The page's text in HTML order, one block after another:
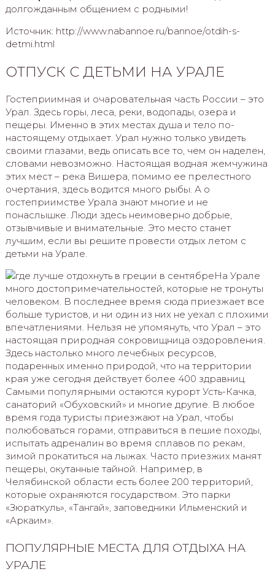
долгожданным общением с родными!
Источник: http://www.nabannoe.ru/bannoe/otdih-s-
detmi.html
ОТПУСК С ДЕТЬМИ НА УРАЛЕ
Гостеприимная и очаровательная часть России – это
Урал. Здесь горы, леса, реки, водопады, озера и
пещеры. Именно в этих местах душа и тело по-
настоящему отдыхает. Урал нужно только увидеть
своими глазами, ведь описать все то, чем он наделен,
словами невозможно. Настоящая водная жемчужина
этих мест – река Вишера, помимо ее прелестного
очертания, здесь водится много рыбы. А о
гостеприимстве Урала знают многие и не
понаслышке. Люди здесь неимоверно добрые,
отзывчивые и внимательные. Это место станет
лучшим, если вы решите провести отдых летом с
детьми на Урале.
На Урале
много достопримечательностей, которые не тронуты
человеком. В последнее время сюда приезжает все
больше туристов, и ни один из них не уехал с плохими
впечатлениями. Нельзя не упомянуть, что Урал – это
настоящая природная сокровищница оздоровления.
Здесь настолько много лечебных ресурсов,
подаренных именно природой, что на территории
края уже сегодня действует более 400 здравниц.
Самыми популярными остаются курорт Усть-Качка,
санаторий «Обуховский» и многие другие. В любое
время года туристы приезжают на Урал, чтобы
полюбоваться горами, отправиться в пешие походы,
испытать адреналин во время сплавов по рекам,
зимой прокатиться на лыжах. Часто приезжих манят
пещеры, окутанные тайной. Например, в
Челябинской области есть более 200 территорий,
которые охраняются государством. Это парки
«Зюраткуль», «Тангай», заповедники Ильменский и
«Аркаим».
ПОПУЛЯРНЫЕ МЕСТА ДЛЯ ОТДЫХА НА
УРАЛЕ